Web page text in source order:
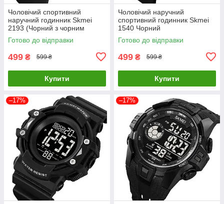
Чоловічий спортивний
наручний годинник Skmei
2193 (Чорний з чорним
циферблатом)
Готово до відправки
499 ₴ 599 ₴
Купити
Чоловічий наручний
спортивний годинник Skmei
1540 Чорний
Готово до відправки
499 ₴ 599 ₴
Купити
–17% –17%